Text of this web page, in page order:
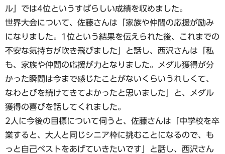
ル」では4位というすばらしい成績を収めました。
世界大会について、佐藤さんは「家族や仲間の応援が励み
になりました。1位という結果を伝えられた後、これまでの
不安な気持ちが吹き飛びました」と話し、西沢さんは「私
も、家族や仲間の応援が力となりました。メダル獲得が分
かった瞬間は今まで感じたことがないくらいうれしくて、
なわとびを続けてきてよかったと思いました」と、メダル
獲得の喜びを話してくれました。
2人に今後の目標について伺うと、佐藤さんは「中学校を卒
業すると、大人と同じシニア枠に挑むことになるので、も
っと自己ベストをあげていきたいです」と話し、西沢さん